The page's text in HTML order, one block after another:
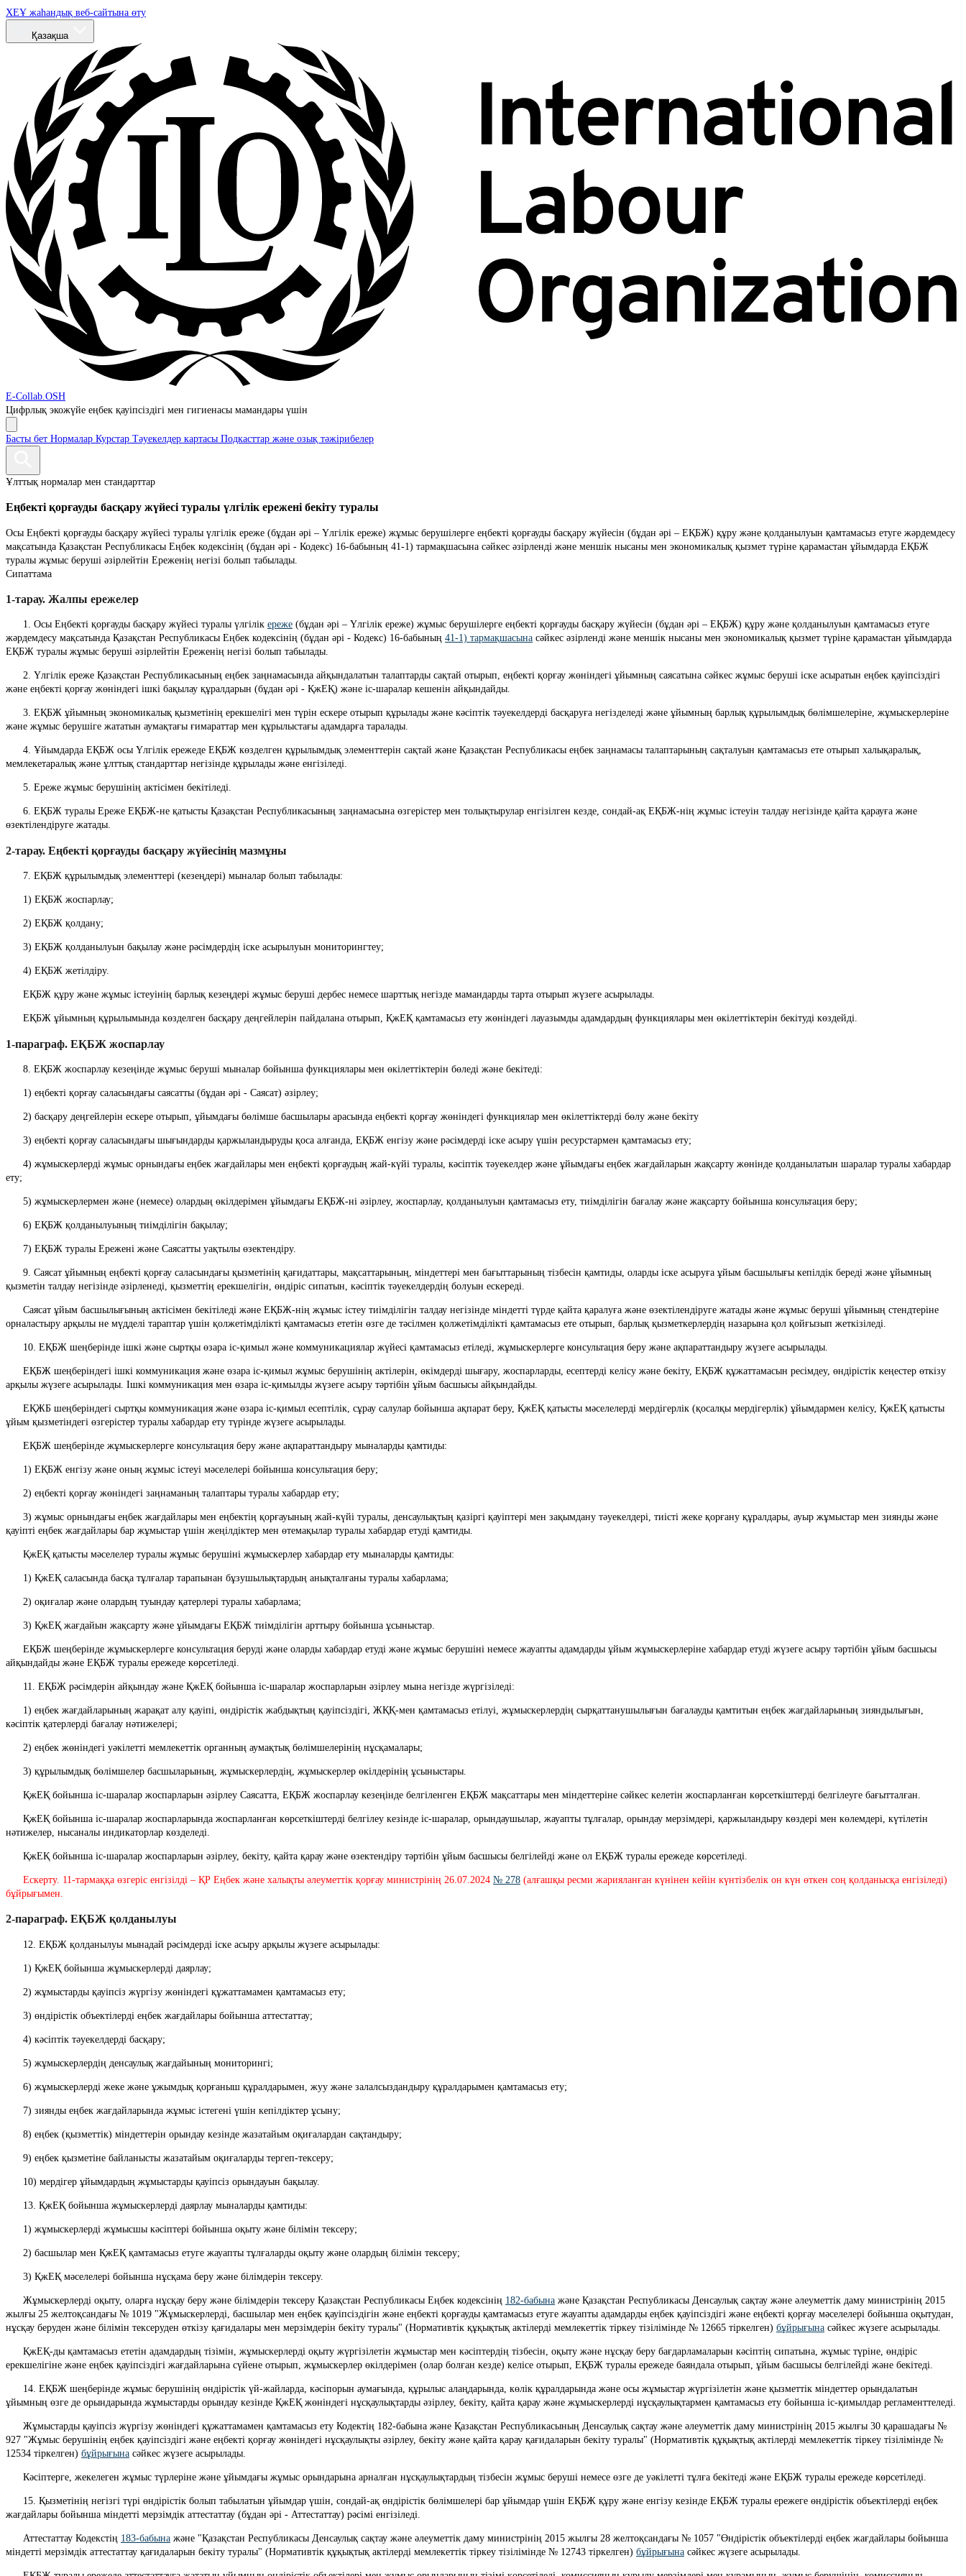
ХЕҰ жаһандық веб-сайтына өту
Қазақша
E-Collab.OSH
Цифрлық экожүйе еңбек қауіпсіздігі мен гигиенасы мамандары үшін
Басты бет Нормалар Курстар Тәуекелдер картасы Подкасттар және озық тәжірибелер
Ұлттық нормалар мен стандарттар
Еңбекті қорғауды басқару жүйесі туралы үлгілік ережені бекіту туралы
Осы Еңбекті қорғауды басқару жүйесі туралы үлгілік ереже (бұдан әрі – Үлгілік ереже) жұмыс берушілерге еңбекті қорғауды басқару жүйесін (бұдан әрі – ЕҚБЖ) құру және қолданылуын қамтамасыз етуге жәрдемдесу
мақсатында Қазақстан Республикасы Еңбек кодексінің (бұдан әрі - Кодекс) 16-бабының 41-1) тармақшасына сәйкес әзірленді және меншік нысаны мен экономикалық қызмет түріне қарамастан ұйымдарда ЕҚБЖ
туралы жұмыс беруші әзірлейтін Ереженің негізі болып табылады.
Сипаттама
1-тарау. Жалпы ережелер
      1. Осы Еңбекті қорғауды басқару жүйесі туралы үлгілік
ереже (бұдан әрі – Үлгілік ереже) жұмыс берушілерге еңбекті қорғауды басқару жүйесін (бұдан әрі – ЕҚБЖ) құру және қолданылуын қамтамасыз етуге
жәрдемдесу мақсатында Қазақстан Республикасы Еңбек кодексінің (бұдан әрі - Кодекс) 16-бабының 41-1) тармақшасына сәйкес әзірленді және меншік нысаны мен экономикалық қызмет түріне қарамастан ұйымдарда
ЕҚБЖ туралы жұмыс беруші әзірлейтін Ереженің негізі болып табылады.
және еңбекті қорғау жөніндегі ішкі бақылау құралдарын (бұдан әрі - ҚжЕҚ) және іс-шаралар кешенін айқындайды.
және жұмыс берушіге жататын аумақтағы ғимараттар мен құрылыстағы адамдарға таралады.
мемлекетаралық және ұлттық стандарттар негізінде құрылады және енгізіледі.
      5. Ереже жұмыс берушінің актісімен бекітіледі.
өзектілендіруге жатады.
2-тарау. Еңбекті қорғауды басқару жүйесінің мазмұны
      7. ЕҚБЖ құрылымдық элементтері (кезеңдері) мыналар болып табылады:
      1) ЕҚБЖ жоспарлау;
      2) ЕҚБЖ қолдану;
      3) ЕҚБЖ қолданылуын бақылау және рәсімдердің іске асырылуын мониторингтеу;
      4) ЕҚБЖ жетілдіру.
      ЕҚБЖ құру және жұмыс істеуінің барлық кезеңдері жұмыс беруші дербес немесе шарттық негізде мамандарды тарта отырып жүзеге асырылады.
      ЕҚБЖ ұйымның құрылымында көзделген басқару деңгейлерін пайдалана отырып, ҚжЕҚ қамтамасыз ету жөніндегі лауазымды адамдардың функциялары мен өкілеттіктерін бекітуді көздейді.
1-параграф. ЕҚБЖ жоспарлау
      8. ЕҚБЖ жоспарлау кезеңінде жұмыс беруші мыналар бойынша функциялары мен өкілеттіктерін бөледі және бекітеді:
      1) еңбекті қорғау саласындағы саясатты (бұдан әрі - Саясат) әзірлеу;
      2) басқару деңгейлерін ескере отырып, ұйымдағы бөлімше басшылары арасында еңбекті қорғау жөніндегі функциялар мен өкілеттіктерді бөлу және бекіту
      3) еңбекті қорғау саласындағы шығындарды қаржыландыруды қоса алғанда, ЕҚБЖ енгізу және рәсімдерді іске асыру үшін ресурстармен қамтамасыз ету;
ету;
      5) жұмыскерлермен және (немесе) олардың өкілдерімен ұйымдағы ЕҚБЖ-ні әзірлеу, жоспарлау, қолданылуын қамтамасыз ету, тиімділігін бағалау және жақсарту бойынша консультация беру;
      6) ЕҚБЖ қолданылуының тиімділігін бақылау;
      7) ЕҚБЖ туралы Ережені және Саясатты уақтылы өзектендіру.
қызметін талдау негізінде әзірленеді, қызметтің ерекшелігін, өндіріс сипатын, кәсіптік тәуекелдердің болуын ескереді.
орналастыру арқылы не мүдделі тараптар үшін қолжетімділікті қамтамасыз ететін өзге де тәсілмен қолжетімділікті қамтамасыз ете отырып, барлық қызметкерлердің назарына қол қойғызып жеткізіледі.
      10. ЕҚБЖ шеңберінде ішкі және сыртқы өзара іс-қимыл және коммуникациялар жүйесі қамтамасыз етіледі, жұмыскерлерге консультация беру және ақпараттандыру жүзеге асырылады.
арқылы жүзеге асырылады. Ішкі коммуникация мен өзара іс-қимылды жүзеге асыру тәртібін ұйым басшысы айқындайды.
ұйым қызметіндегі өзгерістер туралы хабардар ету түрінде жүзеге асырылады.
      ЕҚБЖ шеңберінде жұмыскерлерге консультация беру және ақпараттандыру мыналарды қамтиды:
      1) ЕҚБЖ енгізу және оның жұмыс істеуі мәселелері бойынша консультация беру;
      2) еңбекті қорғау жөніндегі заңнаманың талаптары туралы хабардар ету;
қауіпті еңбек жағдайлары бар жұмыстар үшін жеңілдіктер мен өтемақылар туралы хабардар етуді қамтиды.
      ҚжЕҚ қатысты мәселелер туралы жұмыс берушіні жұмыскерлер хабардар ету мыналарды қамтиды:
      1) ҚжЕҚ саласында басқа тұлғалар тарапынан бұзушылықтардың анықталғаны туралы хабарлама;
      2) оқиғалар және олардың туындау қатерлері туралы хабарлама;
      3) ҚжЕҚ жағдайын жақсарту және ұйымдағы ЕҚБЖ тиімділігін арттыру бойынша ұсыныстар.
айқындайды және ЕҚБЖ туралы ережеде көрсетіледі.
      11. ЕҚБЖ рәсімдерін айқындау және ҚжЕҚ бойынша іс-шаралар жоспарларын әзірлеу мына негізде жүргізіледі:
кәсіптік қатерлерді бағалау нәтижелері;
      2) еңбек жөніндегі уәкілетті мемлекеттік органның аумақтық бөлімшелерінің нұсқамалары;
      3) құрылымдық бөлімшелер басшыларының, жұмыскерлердің, жұмыскерлер өкілдерінің ұсыныстары.
      ҚжЕҚ бойынша іс-шаралар жоспарларын әзірлеу Саясатта, ЕҚБЖ жоспарлау кезеңінде белгіленген ЕҚБЖ мақсаттары мен міндеттеріне сәйкес келетін жоспарланған көрсеткіштерді белгілеуге бағытталған.
нәтижелер, нысаналы индикаторлар көзделеді.
      ҚжЕҚ бойынша іс-шаралар жоспарларын әзірлеу, бекіту, қайта қарау және өзектендіру тәртібін ұйым басшысы белгілейді және ол ЕҚБЖ туралы ережеде көрсетіледі.
      Ескерту. 11-тармаққа өзгеріс енгізілді – ҚР Еңбек және халықты әлеуметтік қорғау министрінің 26.07.2024
№ 278 (алғашқы ресми жарияланған күнінен кейін күнтізбелік он күн өткен соң қолданысқа енгізіледі)
бұйрығымен.
2-параграф. ЕҚБЖ қолданылуы
      12. ЕҚБЖ қолданылуы мынадай рәсімдерді іске асыру арқылы жүзеге асырылады:
      1) ҚжЕҚ бойынша жұмыскерлерді даярлау;
      2) жұмыстарды қауіпсіз жүргізу жөніндегі құжаттамамен қамтамасыз ету;
      3) өндірістік объектілерді еңбек жағдайлары бойынша аттестаттау;
      4) кәсіптік тәуекелдерді басқару;
      5) жұмыскерлердің денсаулық жағдайының мониторингі;
      6) жұмыскерлерді жеке және ұжымдық қорғаныш құралдарымен, жуу және залалсыздандыру құралдарымен қамтамасыз ету;
      7) зиянды еңбек жағдайларында жұмыс істегені үшін кепілдіктер ұсыну;
      8) еңбек (қызметтік) міндеттерін орындау кезінде жазатайым оқиғалардан сақтандыру;
      9) еңбек қызметіне байланысты жазатайым оқиғаларды тергеп-тексеру;
      10) мердігер ұйымдардың жұмыстарды қауіпсіз орындауын бақылау.
      13. ҚжЕҚ бойынша жұмыскерлерді даярлау мыналарды қамтиды:
      1) жұмыскерлерді жұмысшы кәсіптері бойынша оқыту және білімін тексеру;
      2) басшылар мен ҚжЕҚ қамтамасыз етуге жауапты тұлғаларды оқыту және олардың білімін тексеру;
      3) ҚжЕҚ мәселелері бойынша нұсқама беру және білімдерін тексеру.
      Жұмыскерлерді оқыту, оларға нұсқау беру және білімдерін тексеру Қазақстан Республикасы Еңбек кодексінің
182-бабына және Қазақстан Республикасы Денсаулық сақтау және әлеуметтік даму министрінің 2015
жылғы 25 желтоқсандағы № 1019 "Жұмыскерлерді, басшылар мен еңбек қауіпсіздігін және еңбекті қорғауды қамтамасыз етуге жауапты адамдарды еңбек қауіпсіздігі және еңбекті қорғау мәселелері бойынша оқытудан,
нұсқау беруден және білімін тексеруден өткізу қағидалары мен мерзімдерін бекіту туралы" (Нормативтік құқықтық актілерді мемлекеттік тіркеу тізілімінде № 12665 тіркелген) бұйрығына сәйкес жүзеге асырылады.
ерекшелігіне және еңбек қауіпсіздігі жағдайларына сүйене отырып, жұмыскерлер өкілдерімен (олар болған кезде) келісе отырып, ЕҚБЖ туралы ережеде баяндала отырып, ұйым басшысы белгілейді және бекітеді.
ұйымның өзге де орындарында жұмыстарды орындау кезінде ҚжЕҚ жөніндегі нұсқаулықтарды әзірлеу, бекіту, қайта қарау және жұмыскерлерді нұсқаулықтармен қамтамасыз ету бойынша іс-қимылдар регламенттеледі.
927 "Жұмыс берушінің еңбек қауіпсіздігі және еңбекті қорғау жөніндегі нұсқаулықты әзірлеу, бекіту және қайта қарау қағидаларын бекіту туралы" (Нормативтік құқықтық актілерді мемлекеттік тіркеу тізілімінде №
12534 тіркелген) бұйрығына сәйкес жүзеге асырылады.
      Кәсіптерге, жекелеген жұмыс түрлеріне және ұйымдағы жұмыс орындарына арналған нұсқаулықтардың тізбесін жұмыс беруші немесе өзге де уәкілетті тұлға бекітеді және ЕҚБЖ туралы ережеде көрсетіледі.
жағдайлары бойынша міндетті мерзімдік аттестаттау (бұдан әрі - Аттестаттау) рәсімі енгізіледі.
      Аттестаттау Кодекстің
183-бабына және "Қазақстан Республикасы Денсаулық сақтау және әлеуметтік даму министрінің 2015 жылғы 28 желтоқсандағы № 1057 "Өндірістік объектілерді еңбек жағдайлары бойынша
міндетті мерзімдік аттестаттау қағидаларын бекіту туралы" (Нормативтік құқықтық актілерді мемлекеттік тіркеу тізілімінде № 12743 тіркелген) бұйрығына сәйкес жүзеге асырылады.